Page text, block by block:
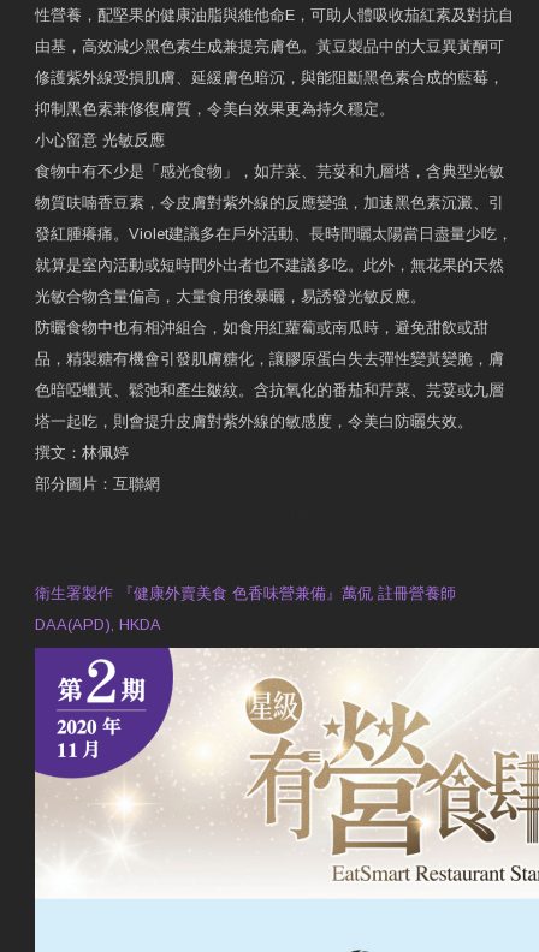
性營養，配堅果的健康油脂與維他命E，可助人體吸收茄紅素及對抗自
由基，高效減少黑色素生成兼提亮膚色。黃豆製品中的大豆異黃酮可
修護紫外線受損肌膚、延緩膚色暗沉，與能阻斷黑色素合成的藍莓，
抑制黑色素兼修復膚質，令美白效果更為持久穩定。
小心留意 光敏反應
食物中有不少是「感光食物」，如芹菜、芫荽和九層塔，含典型光敏
物質呋喃香豆素，令皮膚對紫外線的反應變強，加速黑色素沉澱、引
發紅腫癢痛。Violet建議多在戶外活動、長時間曬太陽當日盡量少吃，
就算是室內活動或短時間外出者也不建議多吃。此外，無花果的天然
光敏合物含量偏高，大量食用後暴曬，易誘發光敏反應。
防曬食物中也有相沖組合，如食用紅蘿蔔或南瓜時，避免甜飲或甜
品，精製糖有機會引發肌膚糖化，讓膠原蛋白失去彈性變黃變脆，膚
色暗啞蠟黃、鬆弛和產生皺紋。含抗氧化的番茄和芹菜、芫荽或九層
塔一起吃，則會提升皮膚對紫外線的敏感度，令美白防曬失效。
撰文：林佩婷
部分圖片：互聯網
衛生署製作 『健康外賣美食 色香味營兼備』萬侃 註冊營養師
DAA(APD), HKDA